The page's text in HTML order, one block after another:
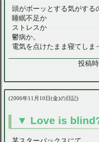
頭がボーッとする気がする
睡眠不足か
ストレスか
鬱病か。
電気を点けたまま寝てしま
2006年11月10日(金)の日記
Love is